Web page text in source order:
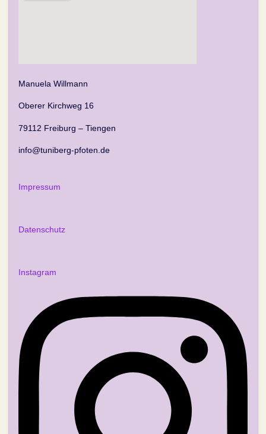
Manuela Willmann
Oberer Kirchweg 16
79112 Freiburg – Tiengen
info@tuniberg-pfoten.de
Impressum
Datenschutz
Instagram